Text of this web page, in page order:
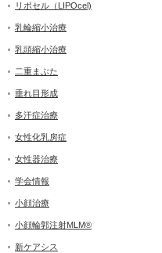
リポセル（LIPOcel)
乳輪縮小治療
乳頭縮小治療
二重まぶた
垂れ目形成
多汗症治療
女性化乳房症
女性器治療
学会情報
小顔治療
小顔輪郭注射MLM®
新ケアシス